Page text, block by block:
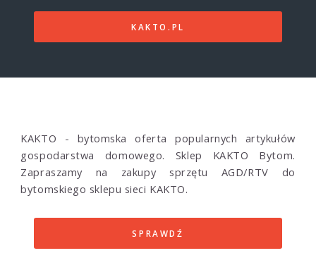
KAKTO.PL
KAKTO - bytomska oferta popularnych artykułów
gospodarstwa domowego. Sklep KAKTO Bytom.
Zapraszamy na zakupy sprzętu AGD/RTV do
bytomskiego sklepu sieci KAKTO.
SPRAWDŹ